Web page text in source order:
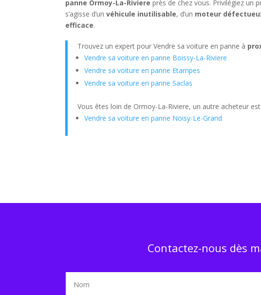
panne Ormoy-La-Riviere près de chez vous. Privilégiez un
s’agisse d’unvéhicule inutilisable, d’un moteur
efficace.
Trouvez un expert pour Vendre sa voiture en panne à
Vendre sa voiture en panne Boissy-La-Riviere
Vendre sa voiture en panne Etampes
Vendre sa voiture en panne Saclas
Vous êtes loin de Ormoy-La-Riviere, un autre acheteur
Vendre sa voiture en panne Noisy-Le-Grand
Contactez-nous dès